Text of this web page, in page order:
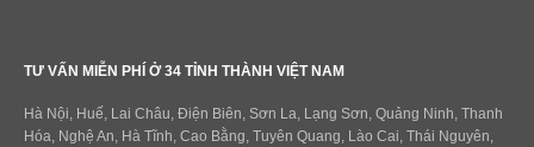
TƯ VẤN MIỄN PHÍ Ở 34 TỈNH THÀNH VIỆT NAM
Hà Nội, Huế, Lai Châu, Điện Biên, Sơn La, Lạng Sơn, Quảng Ninh, Thanh
Hóa, Nghệ An, Hà Tĩnh, Cao Bằng, Tuyên Quang, Lào Cai, Thái Nguyên,